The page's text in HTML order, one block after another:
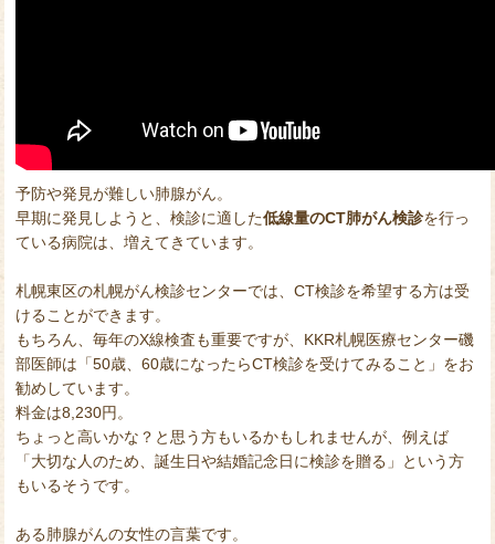
予防や発見が難しい肺腺がん。
早期に発見しようと、検診に適した低線量のCT肺がん検診を行っ
ている病院は、増えてきています。
札幌東区の札幌がん検診センターでは、CT検診を希望する方は受
けることができます。
もちろん、毎年のX線検査も重要ですが、KKR札幌医療センター磯
部医師は「50歳、60歳になったらCT検診を受けてみること」をお
勧めしています。
料金は8,230円。
ちょっと高いかな？と思う方もいるかもしれませんが、例えば
「大切な人のため、誕生日や結婚記念日に検診を贈る」という方
もいるそうです。
ある肺腺がんの女性の言葉です。